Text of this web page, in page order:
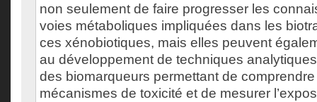
non seulement de faire progresser les
voies métaboliques impliquées dans les
ces xénobiotiques, mais elles peuvent
au développement de techniques
des biomarqueurs permettant de
mécanismes de toxicité et de mesurer